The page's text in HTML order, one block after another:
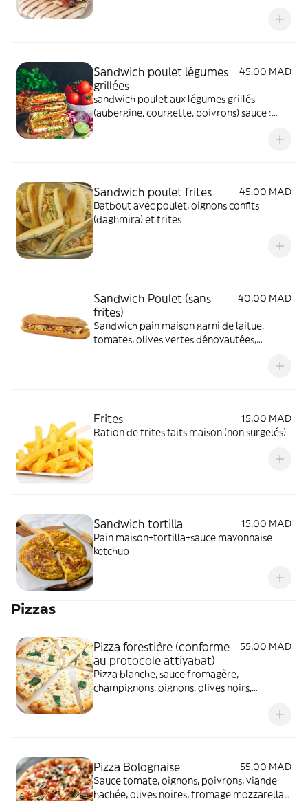
Sandwich poulet légumes
grillées
45,00 MAD
sandwich poulet aux légumes grillés
(aubergine, courgette, poivrons) sauce :
Sandwich poulet frites
45,00 MAD
Batbout avec poulet, oignons confits
(daghmira) et frites
Sandwich Poulet (sans
frites)
40,00 MAD
Sandwich pain maison garni de laitue,
tomates, olives vertes dénoyautées,
Frites
15,00 MAD
Ration de frites faits maison (non surgelés)
Sandwich tortilla
15,00 MAD
Pain maison+tortilla+sauce mayonnaise
ketchup
Pizzas
Pizza forestière (conforme
au protocole attiyabat)
55,00 MAD
Pizza blanche, sauce fromagère,
champignons, oignons, olives noirs,
Pizza Bolognaise
55,00 MAD
Sauce tomate, oignons, poivrons, viande
hachée, olives noires, fromage mozzarella.